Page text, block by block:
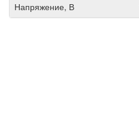
Напряжение, В